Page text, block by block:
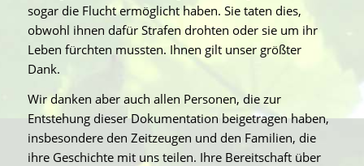
sogar die Flucht ermöglicht haben. Sie taten dies,
obwohl ihnen dafür Strafen drohten oder sie um ihr
Leben fürchten mussten. Ihnen gilt unser größter
Dank.
Wir danken aber auch allen Personen, die zur
Entstehung dieser Dokumentation beigetragen haben,
insbesondere den Zeitzeugen und den Familien, die
ihre Geschichte mit uns teilen. Ihre Bereitschaft über